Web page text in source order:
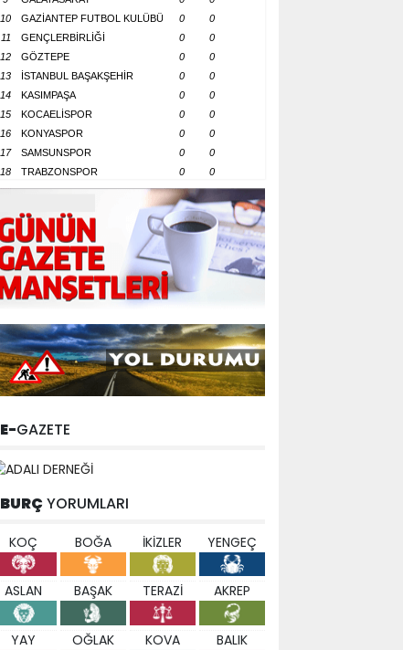
10
GAZİANTEP FUTBOL KULÜBÜ 0
0
11
GENÇLERBİRLİĞİ 0
0
12
GÖZTEPE 0
0
13
İSTANBUL BAŞAKŞEHİR 0
0
14
KASIMPAŞA 0
0
15
KOCAELİSPOR 0
0
16
KONYASPOR 0
0
17
SAMSUNSPOR 0
0
18
TRABZONSPOR 0 0
E-GAZETE
BURÇ YORUMLARI
KOÇ BOĞA İKİZLER YENGEÇ
ASLAN BAŞAK TERAZİ AKREP
YAY OĞLAK KOVA BALIK